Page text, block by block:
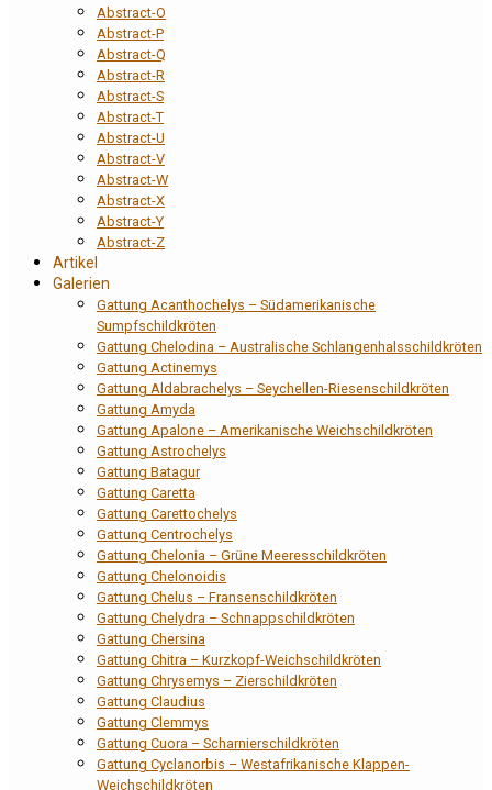
Abstract-O
Abstract-P
Abstract-Q
Abstract-R
Abstract-S
Abstract-T
Abstract-U
Abstract-V
Abstract-W
Abstract-X
Abstract-Y
Abstract-Z
Artikel
Galerien
Gattung Acanthochelys – Südamerikanische
Sumpfschildkröten
Gattung Chelodina – Australische Schlangenhalsschildkröten
Gattung Actinemys
Gattung Aldabrachelys – Seychellen-Riesenschildkröten
Gattung Amyda
Gattung Apalone – Amerikanische Weichschildkröten
Gattung Astrochelys
Gattung Batagur
Gattung Caretta
Gattung Carettochelys
Gattung Centrochelys
Gattung Chelonia – Grüne Meeresschildkröten
Gattung Chelonoidis
Gattung Chelus – Fransenschildkröten
Gattung Chelydra – Schnappschildkröten
Gattung Chersina
Gattung Chitra – Kurzkopf-Weichschildkröten
Gattung Chrysemys – Zierschildkröten
Gattung Claudius
Gattung Clemmys
Gattung Cuora – Scharnierschildkröten
Gattung Cyclanorbis – Westafrikanische Klappen-
Weichschildkröten